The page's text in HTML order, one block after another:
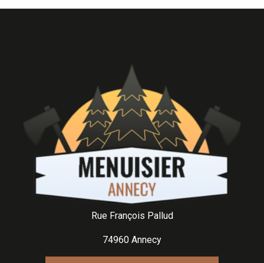
Rue François Pallud
74960 Annecy